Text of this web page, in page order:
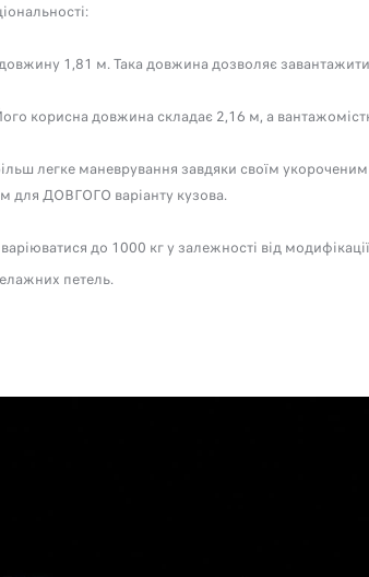
1,81 м. Така довжина дозволяє
корисна довжина складає 2,16 м, а
легке маневрування завдяки своїм
для ДОВГОГО варіанту кузова.
до 1000 кг у залежності від
петель.